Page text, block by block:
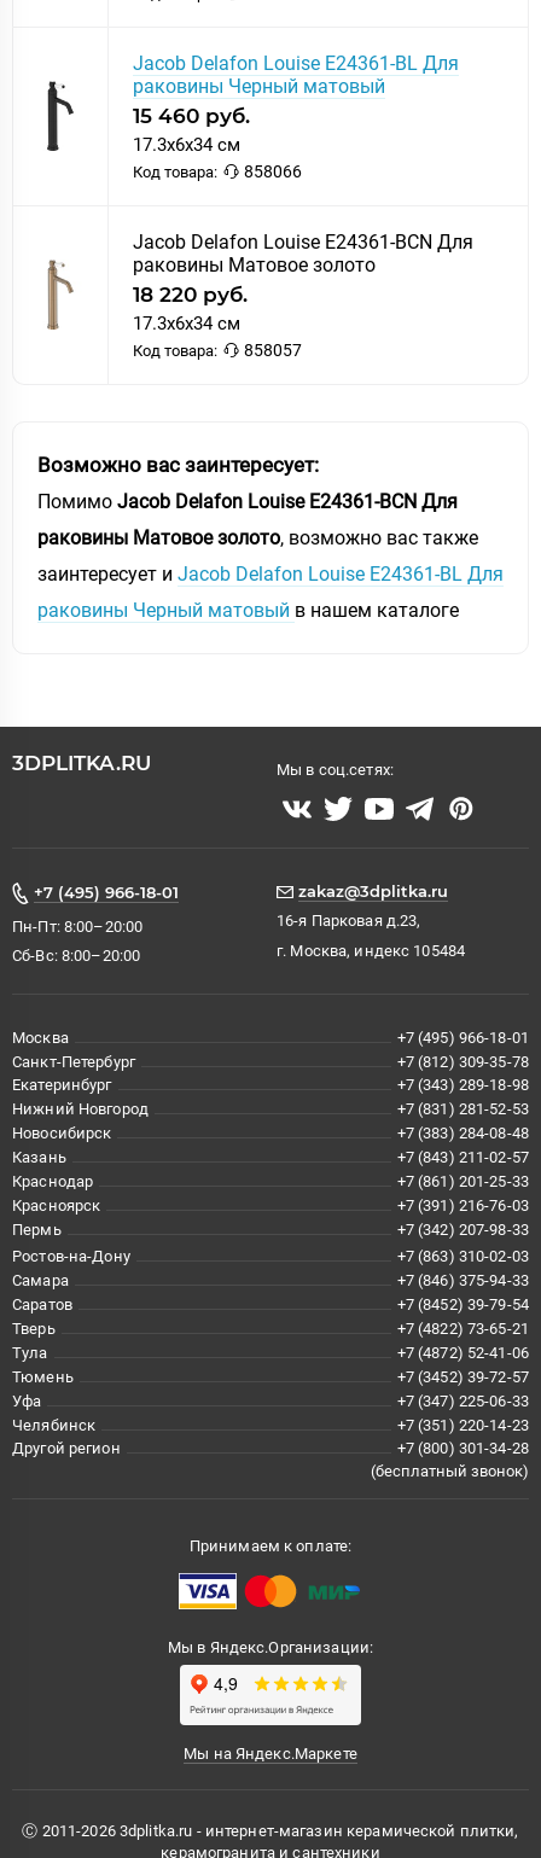
Jacob Delafon Louise E24361-BL Для
раковины Черный матовый
15 460 руб.
17.3x6x34 см
Код товара: 858066
Jacob Delafon Louise E24361-BCN Для
раковины Матовое золото
18 220 руб.
17.3x6x34 см
Код товара: 858057
Возможно вас заинтересует:
Помимо Jacob Delafon Louise E24361-BCN Для
раковины Матовое золото, возможно вас также
заинтересует и Jacob Delafon Louise E24361-BL Для
раковины Черный матовый в нашем каталоге
3DPLITKA.RU Мы в соц.сетях:
+7 (495) 966-18-01
Пн-Пт: 8:00–20:00
Сб-Вс: 8:00–20:00
zakaz@3dplitka.ru
16-я Парковая д.23,
г. Москва, индекс 105484
Москва
+7 (495) 966-18-01
Санкт-Петербург
+7 (812) 309-35-78
Екатеринбург
+7 (343) 289-18-98
Нижний Новгород
+7 (831) 281-52-53
Новосибирск
+7 (383) 284-08-48
Казань
+7 (843) 211-02-57
Краснодар
+7 (861) 201-25-33
Красноярск
+7 (391) 216-76-03
Пермь
+7 (342) 207-98-33
Ростов-на-Дону
+7 (863) 310-02-03
Самара
+7 (846) 375-94-33
Саратов
+7 (8452) 39-79-54
Тверь
+7 (4822) 73-65-21
Тула
+7 (4872) 52-41-06
Тюмень
+7 (3452) 39-72-57
Уфа
+7 (347) 225-06-33
Челябинск
+7 (351) 220-14-23
Другой регион
+7 (800) 301-34-28
(бесплатный звонок)
Принимаем к оплате:
Мы в Яндекс.Организации:
Мы на Яндекс.Маркете
Ⓒ 2011-2026 3dplitka.ru - интернет-магазин керамической плитки,
керамогранита и сантехники